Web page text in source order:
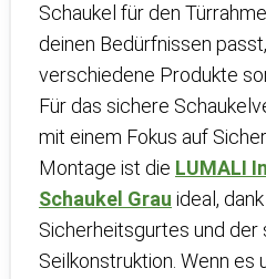
Schaukel für den
deinen Bedürfnissen
verschiedene Produkte
Für das sichere
mit einem Fokus auf
Montage ist die LUMALI
Schaukel Grau ideal,
Sicherheitsgurtes und der
Seilkonstruktion. Wenn es